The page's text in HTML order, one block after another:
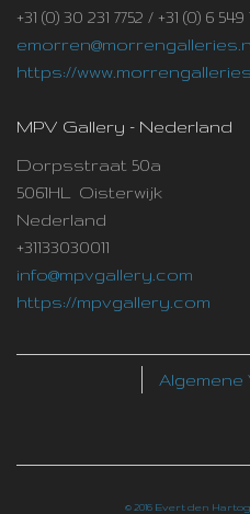
+31 (0) 30 231 7752 / +31 (0) 6 549
https://
MPV Gallery - Nederland
Dorpsstraat 50a
5061HL Oisterwijk
Nederland
+31133030011
info@mpvgallery.com
https://mpvgallery.com
© 2016 Evert den